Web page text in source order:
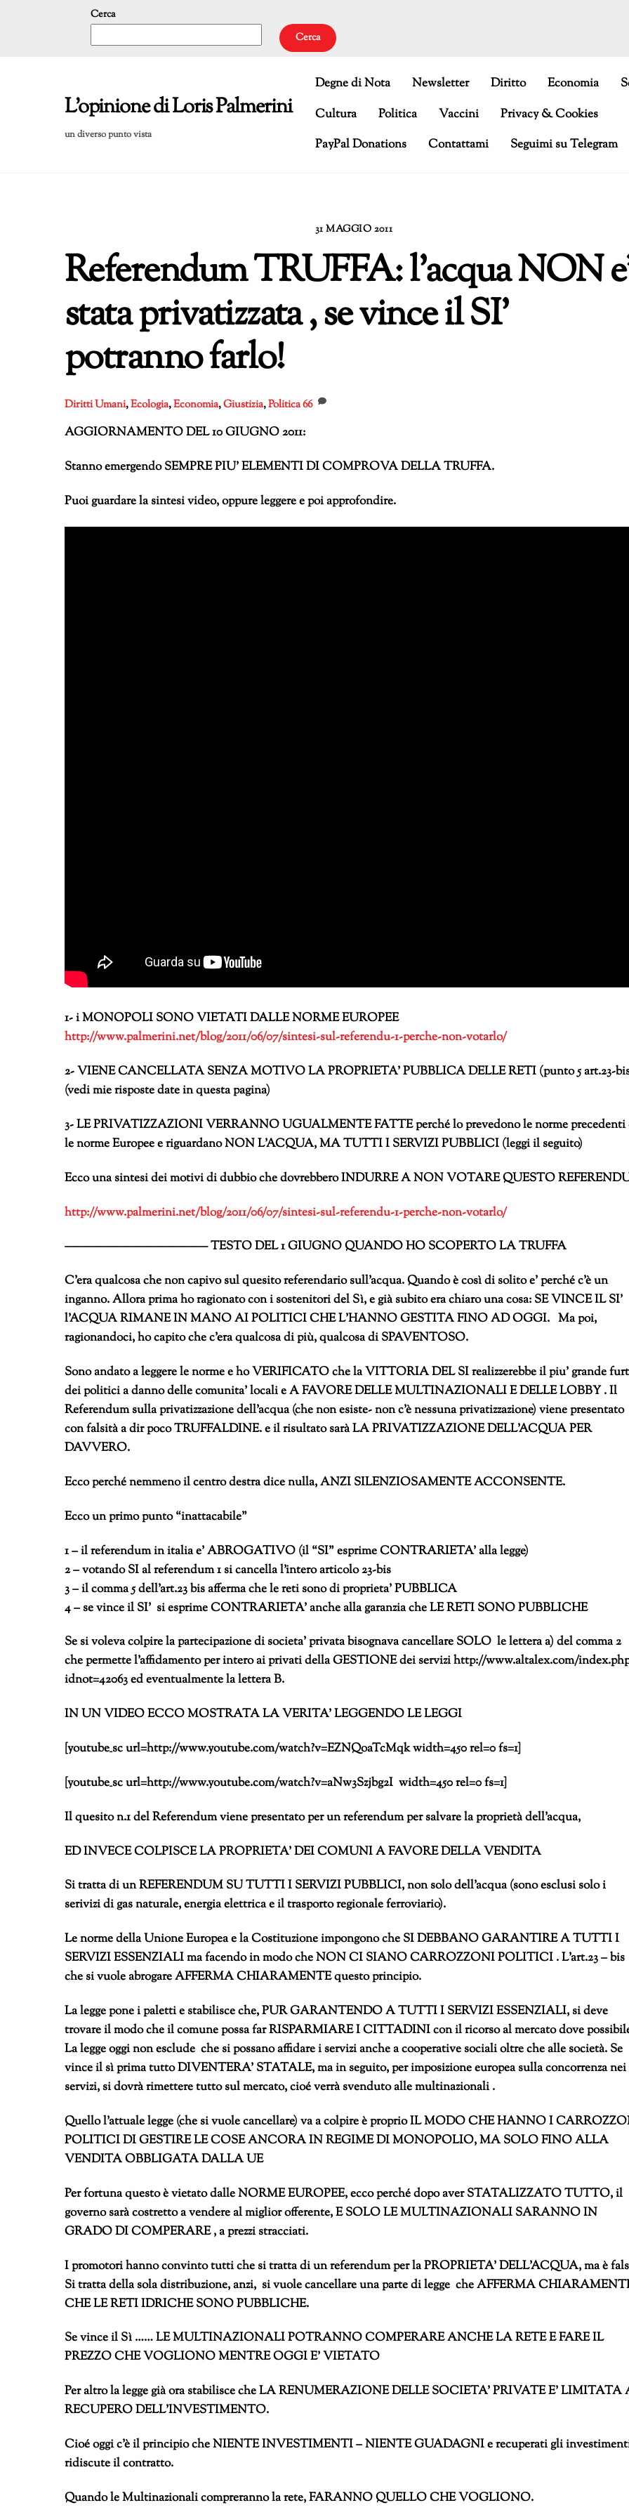
Cerca
Cerca
L'opinione di Loris Palmerini
un diverso punto vista
Degne di Nota Newsletter Diritto Economia
Cultura
Politica Vaccini
Privacy & Cookies
PayPal Donations
Contattami Seguimi su Telegram
31 MAGGIO 2011
Referendum TRUFFA: l’acqua NON
stata privatizzata , se vince il SI’
potranno farlo!
Diritti Umani,Ecologia,Economia,Giustizia,Politica66
AGGIORNAMENTO DEL 10 GIUGNO 2011:
Stanno emergendo SEMPRE PIU’ ELEMENTI DI COMPROVA DELLA TRUFFA.
Puoi guardare la sintesi video, oppure leggere e poi approfondire.
1- i MONOPOLI SONO VIETATI DALLE NORME EUROPEE
http://www.palmerini.net/blog/2011/06/07/sintesi-sul-referendu-1-perche-non-votarlo/
2- VIENE CANCELLATA SENZA MOTIVO LA PROPRIETA’ PUBBLICA DELLE RETI (punto 5 art.23-
(vedi mie risposte date in questa pagina)
3- LE PRIVATIZZAZIONI VERRANNO UGUALMENTE FATTE perché lo prevedono le norme precedenti
le norme Europee e riguardano NON L’ACQUA, MA TUTTI I SERVIZI PUBBLICI (leggi il seguito)
Ecco una sintesi dei motivi di dubbio che dovrebbero INDURRE A NON VOTARE QUESTO
http://www.palmerini.net/blog/2011/06/07/sintesi-sul-referendu-1-perche-non-votarlo/
———————————— TESTO DEL 1 GIUGNO QUANDO HO SCOPERTO LA TRUFFA
C’era qualcosa che non capivo sul quesito referendario sull’acqua. Quando è così di solito e’ perché c’è un
inganno. Allora prima ho ragionato con i sostenitori del Sì, e già subito era chiaro una cosa: SE VINCE IL SI’
l’ACQUA RIMANE IN MANO AI POLITICI CHE L’HANNO GESTITA FINO AD OGGI. Ma poi,
ragionandoci, ho capito che c’era qualcosa di più, qualcosa di SPAVENTOSO.
Sono andato a leggere le norme e ho VERIFICATO che la VITTORIA DEL SI realizzerebbe il piu’ grande
dei politici a danno delle comunita’ locali e A FAVORE DELLE MULTINAZIONALI E DELLE LOBBY .Il
Referendum sulla privatizzazione dell’acqua (che non esiste- non c’è nessuna privatizzazione) viene presentato
con falsità a dir poco TRUFFALDINE. e il risultato sarà LA PRIVATIZZAZIONE DELL’ACQUA PER
DAVVERO.
Ecco perché nemmeno il centro destra dice nulla, ANZI SILENZIOSAMENTE ACCONSENTE.
Ecco un primo punto “inattacabile”
1 – il referendum in italia e’ ABROGATIVO (il “SI” esprime CONTRARIETA’ alla legge)
2 – votando SI al referendum 1 si cancella l’intero articolo 23-bis
3 – il comma 5 dell’art.23 bis afferma che le reti sono di proprieta’ PUBBLICA
4 – se vince il SI’ si esprime CONTRARIETA’ anche alla garanzia che LE RETI SONO PUBBLICHE
Se si voleva colpire la partecipazione di societa’ privata bisognava cancellare SOLO le lettera a) del comma 2
che permette l’affidamento per intero ai privati della GESTIONE dei servizi http://www.altalex.com/
idnot=42063 ed eventualmente la lettera B.
IN UN VIDEO ECCO MOSTRATA LA VERITA’ LEGGENDO LE LEGGI
[youtube_sc url=http://www.youtube.com/watch?v=EZNQoaTcMqk width=450 rel=0 fs=1]
[youtube_sc url=http://www.youtube.com/watch?v=aNw3Szjbg2I width=450 rel=0 fs=1]
Il quesito n.1 del Referendum viene presentato per un referendum per salvare la proprietà dell’acqua,
ED INVECE COLPISCE LA PROPRIETA’ DEI COMUNI A FAVORE DELLA VENDITA
Si tratta di un REFERENDUM SU TUTTI I SERVIZI PUBBLICI, non solo dell’acqua (sono esclusi solo i
serivizi di gas naturale, energia elettrica e il trasporto regionale ferroviario).
Le norme della Unione Europea e la Costituzione impongono che SI DEBBANO GARANTIRE A TUTTI I
SERVIZI ESSENZIALI ma facendo in modo che NON CI SIANO CARROZZONI POLITICI . L’art.23 – bis
che si vuole abrogare AFFERMA CHIARAMENTE questo principio.
La legge pone i paletti e stabilisce che, PUR GARANTENDO A TUTTI I SERVIZI ESSENZIALI, si deve
trovare il modo che il comune possa far RISPARMIARE I CITTADINI con il ricorso al mercato dove
La legge oggi non esclude che si possano affidare i servizi anche a cooperative sociali oltre che alle società. Se
vince il sì prima tutto DIVENTERA’ STATALE, ma in seguito, per imposizione europea sulla concorrenza nei
servizi, si dovrà rimettere tutto sul mercato, cioé verrà svenduto alle multinazionali .
Quello l’attuale legge (che si vuole cancellare) va a colpire è proprio IL MODO CHE HANNO I
POLITICI DI GESTIRE LE COSE ANCORA IN REGIME DI MONOPOLIO, MA SOLO FINO ALLA
VENDITA OBBLIGATA DALLA UE
Per fortuna questo è vietato dalle NORME EUROPEE, ecco perché dopo aver STATALIZZATO TUTTO, il
governo sarà costretto a vendere al miglior offerente, E SOLO LE MULTINAZIONALI SARANNO IN
GRADO DI COMPERARE , a prezzi stracciati.
I promotori hanno convinto tutti che si tratta di un referendum per la PROPRIETA’ DELL’ACQUA, ma è
Si tratta della sola distribuzione, anzi, si vuole cancellare una parte di legge che AFFERMA
CHE LE RETI IDRICHE SONO PUBBLICHE.
Se vince il Sì …… LE MULTINAZIONALI POTRANNO COMPERARE ANCHE LA RETE E FARE IL
PREZZO CHE VOGLIONO MENTRE OGGI E’ VIETATO
Per altro la legge già ora stabilisce che LA RENUMERAZIONE DELLE SOCIETA’ PRIVATE E’ LIMITATA
RECUPERO DELL’INVESTIMENTO.
Cioé oggi c’è il principio che NIENTE INVESTIMENTI – NIENTE GUADAGNI e recuperati gli
ridiscute il contratto.
Quando le Multinazionali compreranno la rete, FARANNO QUELLO CHE VOGLIONO.